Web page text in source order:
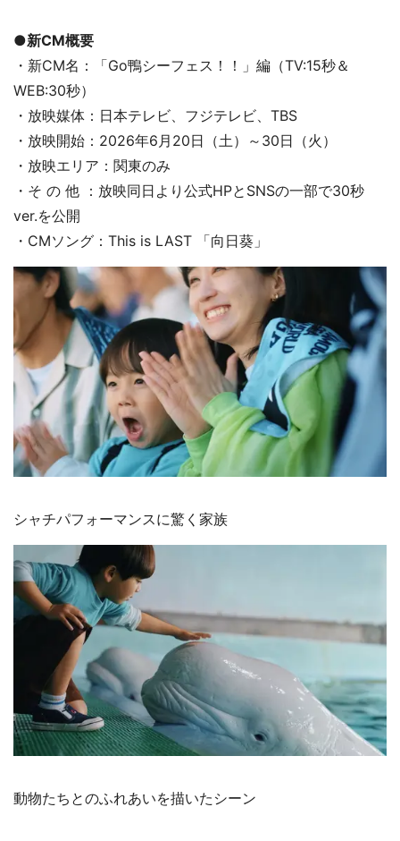
●新CM概要
・新CM名：「Go鴨シーフェス！！」編（TV:15秒＆
WEB:30秒）
・放映媒体：日本テレビ、フジテレビ、TBS
・放映開始：2026年6月20日（土）～30日（火）
・放映エリア：関東のみ
・そ の 他 ：放映同日より公式HPとSNSの一部で30秒
ver.を公開
・CMソング：This is LAST 「向日葵」
シャチパフォーマンスに驚く家族
動物たちとのふれあいを描いたシーン